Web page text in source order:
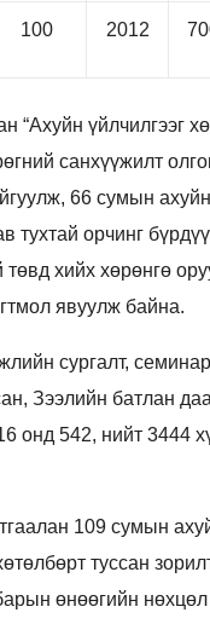
100 2012
үйлчилгээг
санхүүжилт
66 сумын
тухтай орчинг
хийх хөрөнгө
явуулж байна.
сургалт,
Зээлийн батлан
542, нийт 3444
109 сумын
туссан
өнөөгийн